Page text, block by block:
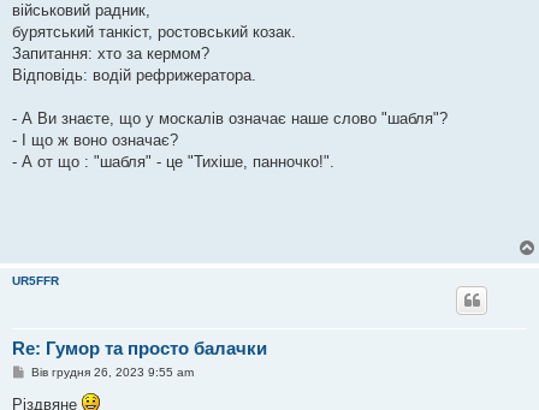
військовий радник,
бурятський танкіст, ростовський козак.
Запитання: хто за кермом?
Відповідь: водій рефрижератора.
- А Ви знаєте, що у москалів означає наше слово "шабля"?
- І що ж воно означає?
- А от що : "шабля" - це "Тихіше, панночко!".
UR5FFR
Re: Гумор та просто балачки
П
в
Вів грудня 26, 2023 9:55 am
Різдвяне